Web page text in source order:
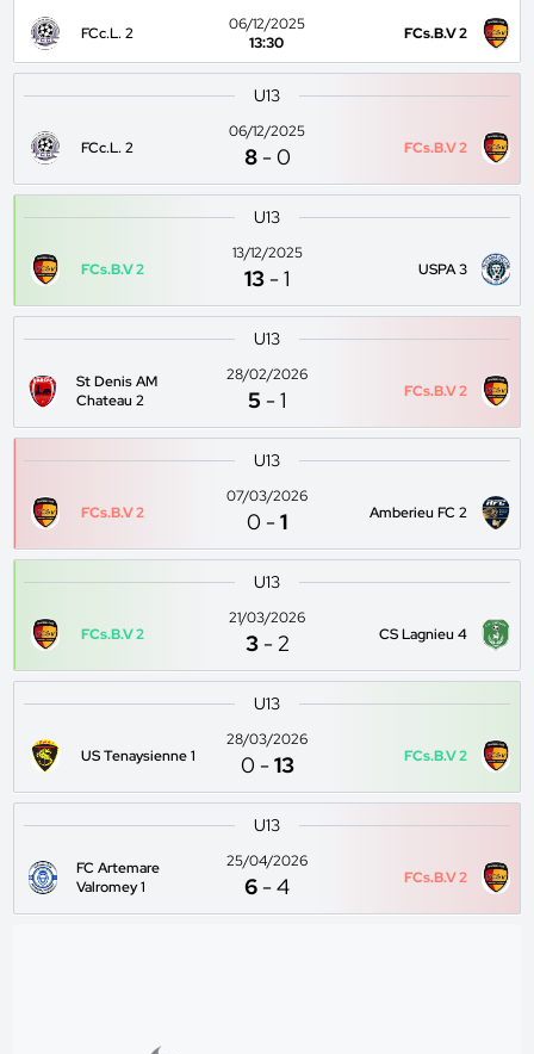
FCc.L. 2
06/12/2025
13:30
FCs.B.V 2
U13
FCc.L. 2
06/12/2025
8 -0 FCs.B.V 2
U13
FCs.B.V 2
13/12/2025
13 -1 USPA 3
U13
St Denis AM
Chateau 2
28/02/2026
5 -1 FCs.B.V 2
U13
FCs.B.V 2
07/03/2026
0 -1 Amberieu FC 2
U13
FCs.B.V 2
21/03/2026
3 -2 CS Lagnieu 4
U13
US Tenaysienne 1
28/03/2026
0 -13 FCs.B.V 2
U13
FC Artemare
Valromey 1
25/04/2026
6 -4 FCs.B.V 2